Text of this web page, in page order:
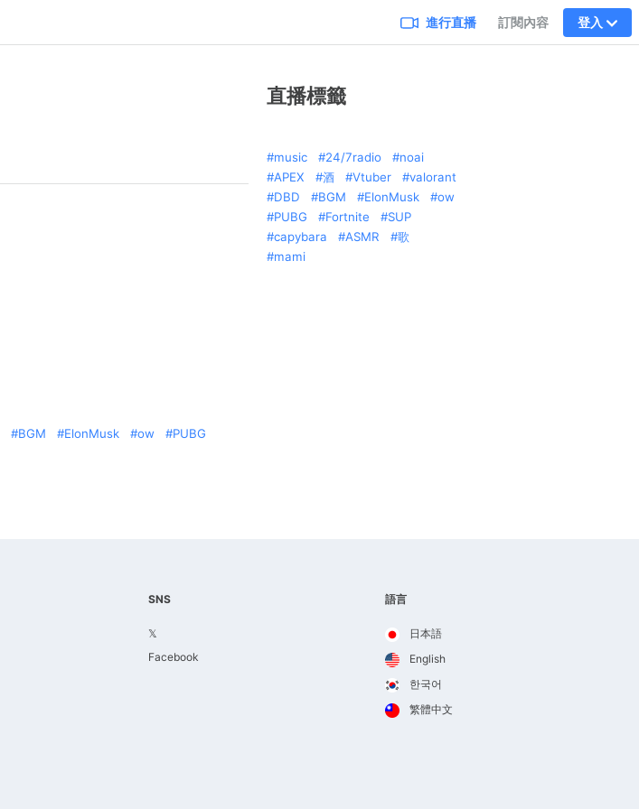
進行直播 訂閱內容 登入
BGM ElonMusk ow
PUBG
直播標籤
music 24/7radio
noai
APEX
酒 Vtuber
valorant
DBD
BGM ElonMusk
ow
PUBG
Fortnite
SUP
capybara
ASMR
歌
mami
SNS
𝕏
Facebook
語言
日本語
English
한국어
繁體中文